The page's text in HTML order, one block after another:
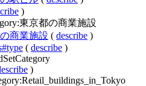
)
東京都の商業施設
の商業施設 ( describe )
( describe )
)